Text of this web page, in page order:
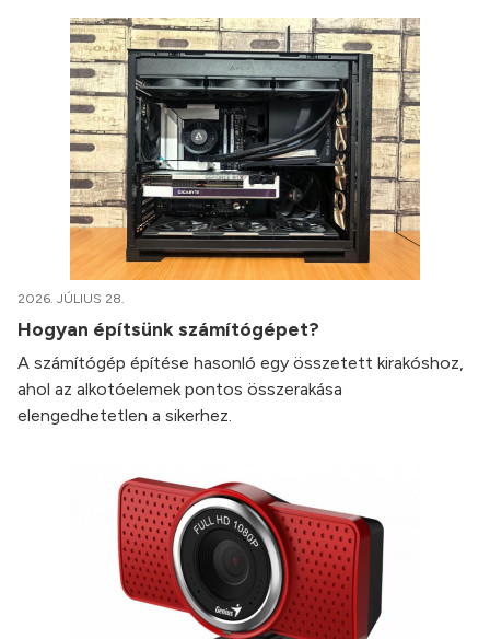
2026. JÚLIUS 28.
Hogyan építsünk számítógépet?
A számítógép építése hasonló egy összetett kirakóshoz,
ahol az alkotóelemek pontos összerakása
elengedhetetlen a sikerhez.